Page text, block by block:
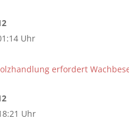
Uhr
erfordert
Uhr